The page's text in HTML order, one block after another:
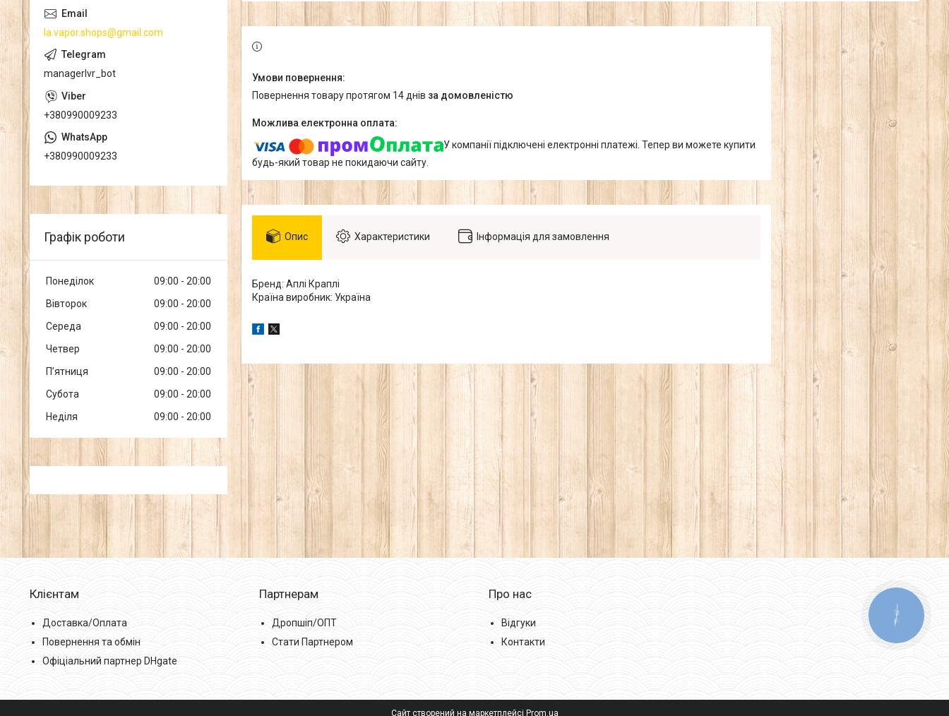
повернення товару протягом 14 днів за домовленістю
У компанії підключені електронні платежі. Тепер ви можете купити
будь-який товар не покидаючи сайту.
Опис Характеристики Інформація для замовлення
Бренд: Аплі Краплі
Країна виробник: Україна
la.vapor.shops@gmail.com
managerlvr_bot
+380990009233
+380990009233
Графік роботи
Понеділок 09:00
20:00
Вівторок
09:00
20:00
Середа
09:00
20:00
Четвер
09:00
20:00
Пʼятниця
09:00
20:00
Субота
09:00
20:00
Неділя
09:00 20:00
Клієнтам
Доставка/Оплата
Повернення та обмін
Офіціальний партнер DHgate
Партнерам
Дропшіп/ОПТ
Стати Партнером
Про нас
Відгуки
Контакти
Сайт створений на маркетплейсі Prom.ua
КНОПКА
ЗВ'ЯЗКУ